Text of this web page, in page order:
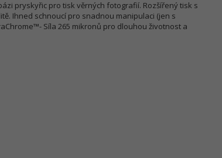
pryskyřic pro tisk věrných fotografií. Rozšířený tisk s
Ihned schnoucí pro snadnou manipulaci (jen s
Síla 265 mikronů pro dlouhou životnost a